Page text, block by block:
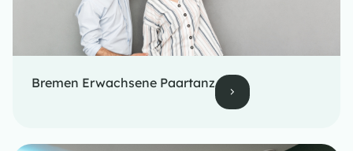
Bremen Erwachsene Paartanz